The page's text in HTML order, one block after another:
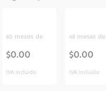
60 meses de
$0.00
IVA incluido
48 meses de
$0.00
IVA incluido